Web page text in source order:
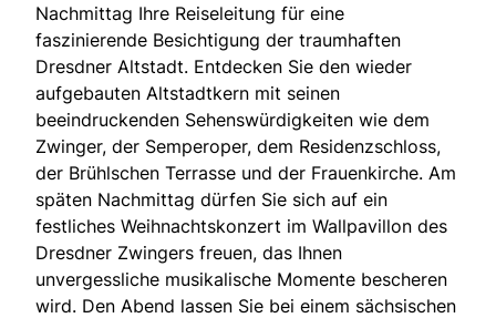
Nachmittag Ihre Reiseleitung für eine
faszinierende Besichtigung der traumhaften
Dresdner Altstadt. Entdecken Sie den wieder
aufgebauten Altstadtkern mit seinen
beeindruckenden Sehenswürdigkeiten wie dem
Zwinger, der Semperoper, dem Residenzschloss,
der Brühlschen Terrasse und der Frauenkirche. Am
späten Nachmittag dürfen Sie sich auf ein
festliches Weihnachtskonzert im Wallpavillon des
Dresdner Zwingers freuen, das Ihnen
unvergessliche musikalische Momente bescheren
wird. Den Abend lassen Sie bei einem sächsischen